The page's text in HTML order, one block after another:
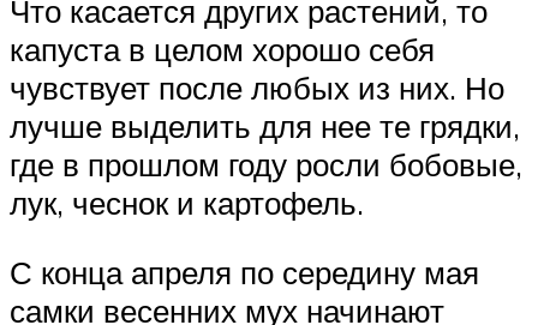
Что касается других растений, то
капуста в целом хорошо себя
чувствует после любых из них. Но
лучше выделить для нее те грядки,
где в прошлом году росли бобовые,
лук, чеснок и картофель.
С конца апреля по середину мая
самки весенних мух начинают